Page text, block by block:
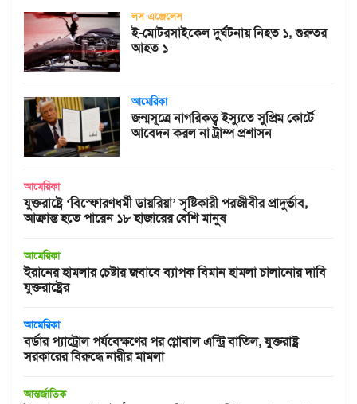
লস এঞ্জেলেস
ই-মোটরসাইকেল দুর্ঘটনায় নিহত ১, গুরুতর
আহত ১
আমেরিকা
জন্মসূত্রে নাগরিকত্ব ইস্যুতে সুপ্রিম কোর্টে
আবেদন করল না ট্রাম্প প্রশাসন
আমেরিকা
যুক্তরাষ্ট্রে ‘বিস্ফোরণধর্মী ডায়রিয়া’ সৃষ্টিকারী পরজীবীর প্রাদুর্ভাব,
আক্রান্ত হতে পারেন ১৮ হাজারের বেশি মানুষ
আমেরিকা
ইরানের হামলার চেষ্টার জবাবে ব্যাপক বিমান হামলা চালানোর দাবি
যুক্তরাষ্ট্রের
আমেরিকা
বর্ডার প্যাট্রোল পর্যবেক্ষণের পর গ্লোবাল এন্ট্রি বাতিল, যুক্তরাষ্ট্র
সরকারের বিরুদ্ধে নারীর মামলা
আন্তর্জাতিক